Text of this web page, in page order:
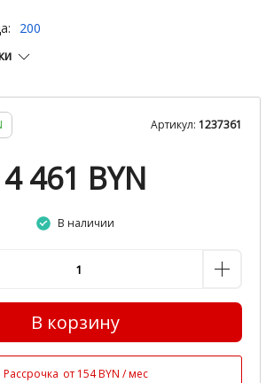
200
Артикул: 1237361
4 461 BYN
В наличии
В корзину
Рассрочка от 154 BYN / мес